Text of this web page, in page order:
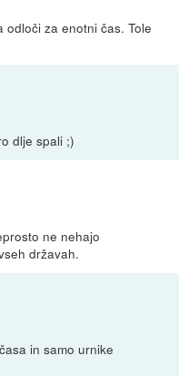
za enotni čas. Tole
dlje spali ;)
ne nehajo
državah.
in samo urnike